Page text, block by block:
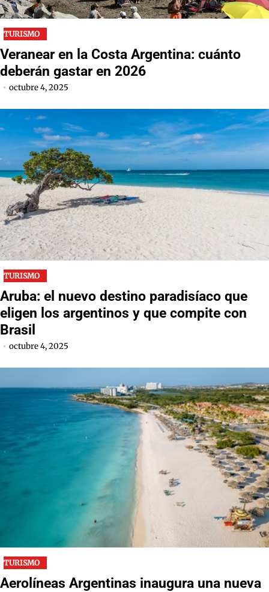
TURISMO
Veranear en la Costa Argentina: cuánto
deberán gastar en 2026
octubre 4, 2025
TURISMO
Aruba: el nuevo destino paradisíaco que
eligen los argentinos y que compite con
Brasil
octubre 4, 2025
TURISMO
Aerolíneas Argentinas inaugura una nueva